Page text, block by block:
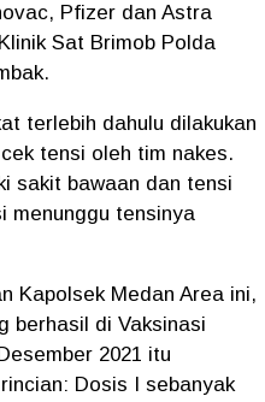
Pfizer dan Astra
Sat Brimob Polda
terlebih dahulu dilakukan
tensi oleh tim nakes.
sakit bawaan dan tensi
menunggu tensinya
Kapolsek Medan Area ini,
berhasil di Vaksinasi
2021 itu
Dosis I sebanyak